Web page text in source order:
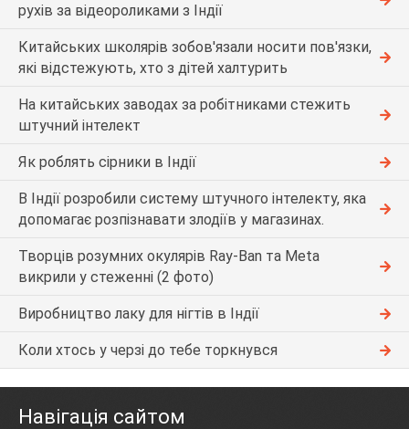
рухів за відеороликами з Індії
Китайських школярів зобов'язали носити пов'язки,
які відстежують, хто з дітей халтурить
На китайських заводах за робітниками стежить
штучний інтелект
Як роблять сірники в Індії
В Індії розробили систему штучного інтелекту, яка
допомагає розпізнавати злодіїв у магазинах.
Творців розумних окулярів Ray-Ban та Meta
викрили у стеженні (2 фото)
Виробництво лаку для нігтів в Індії
Коли хтось у черзі до тебе торкнувся
Навігація сайтом